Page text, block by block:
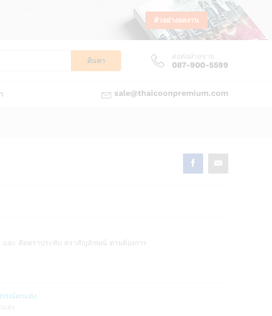
ตัวอย่างผลงาน
ค้นหา
ต่อต่อฝ่ายขาย
087-900-5599
sale@thaicoonpremium.com
และ ติดตราประทับ ตราสัญลักษณ์ ตามต้องการ
กรณ์ตกแต่ง